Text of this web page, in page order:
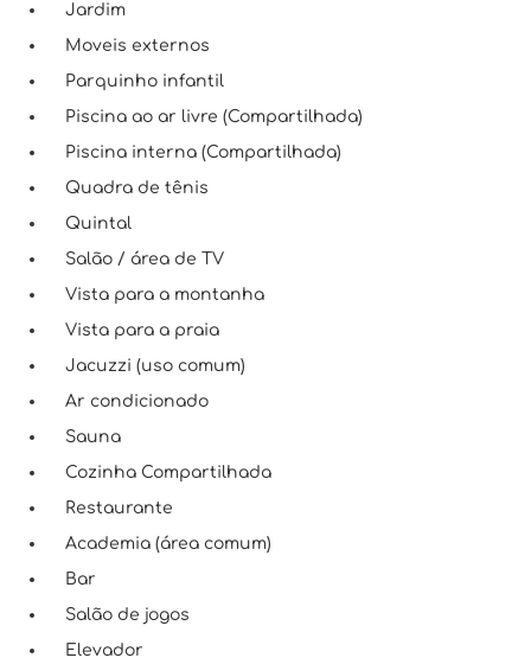
Jardim
Moveis externos
Parquinho infantil
Piscina ao ar livre (Compartilhada)
Piscina interna (Compartilhada)
Quadra de tênis
Quintal
Salão / área de TV
Vista para a montanha
Vista para a praia
Jacuzzi (uso comum)
Ar condicionado
Sauna
Cozinha Compartilhada
Restaurante
Academia (área comum)
Bar
Salão de jogos
Elevador